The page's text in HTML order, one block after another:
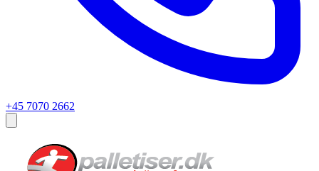
+45 7070 2662